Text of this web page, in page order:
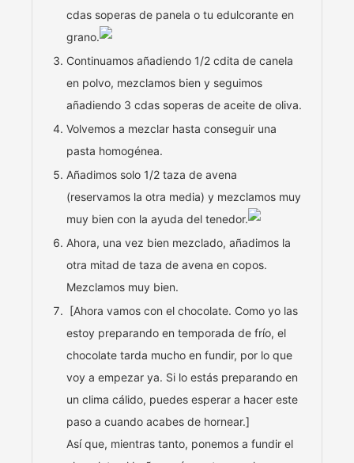
cdas soperas de panela o tu edulcorante en
grano.
Continuamos añadiendo 1/2 cdita de canela
en polvo, mezclamos bien y seguimos
añadiendo 3 cdas soperas de aceite de oliva.
Volvemos a mezclar hasta conseguir una
pasta homogénea.
Añadimos solo 1/2 taza de avena
(reservamos la otra media) y mezclamos muy
muy bien con la ayuda del tenedor.
Ahora, una vez bien mezclado, añadimos la
otra mitad de taza de avena en copos.
Mezclamos muy bien.
[Ahora vamos con el chocolate. Como yo las
estoy preparando en temporada de frío, el
chocolate tarda mucho en fundir, por lo que
voy a empezar ya. Si lo estás preparando en
un clima cálido, puedes esperar a hacer este
paso a cuando acabes de hornear.]
Así que, mientras tanto, ponemos a fundir el